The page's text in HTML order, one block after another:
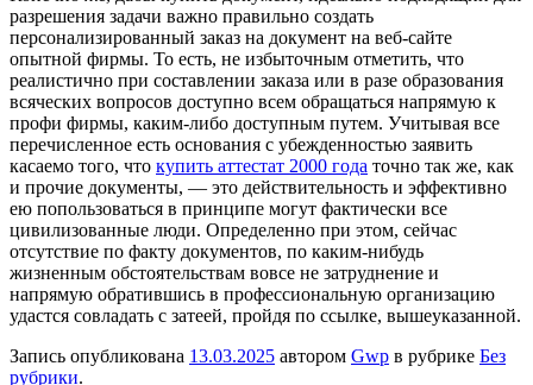
разрешения задачи важно правильно создать
персонализированный заказ на документ на веб-сайте
опытной фирмы. То есть, не избыточным отметить, что
реалистично при составлении заказа или в разе образования
всяческих вопросов доступно всем обращаться напрямую к
профи фирмы, каким-либо доступным путем. Учитывая все
перечисленное есть основания с убежденностью заявить
касаемо того, что купить аттестат 2000 года точно так же, как
и прочие документы, — это действительность и эффективно
ею попользоваться в принципе могут фактически все
цивилизованные люди. Определенно при этом, сейчас
отсутствие по факту документов, по каким-нибудь
жизненным обстоятельствам вовсе не затруднение и
напрямую обратившись в профессиональную организацию
удастся совладать с затеей, пройдя по ссылке, вышеуказанной.
Запись опубликована 13.03.2025 автором Gwp в рубрике Без
рубрики.